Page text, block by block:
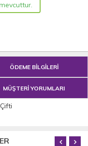
ÖDEME BİLGİLERİ
MÜŞTERİ YORUMLARI